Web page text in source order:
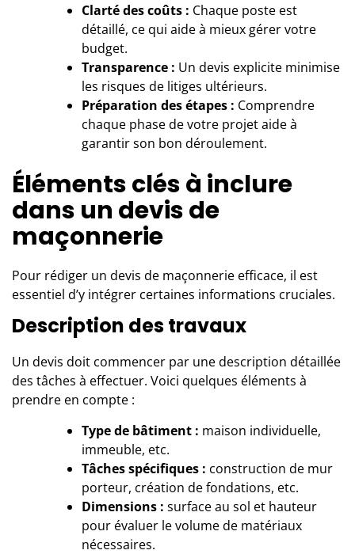
Clarté des coûts : Chaque poste est
détaillé, ce qui aide à mieux gérer votre
budget.
Transparence : Un devis explicite minimise
les risques de litiges ultérieurs.
Préparation des étapes : Comprendre
chaque phase de votre projet aide à
garantir son bon déroulement.
Éléments clés à inclure
dans un devis de
maçonnerie
Pour rédiger un devis de maçonnerie efficace, il est
essentiel d’y intégrer certaines informations cruciales.
Description des travaux
Un devis doit commencer par une description détaillée
des tâches à effectuer. Voici quelques éléments à
prendre en compte :
Type de bâtiment : maison individuelle,
immeuble, etc.
Tâches spécifiques : construction de mur
porteur, création de fondations, etc.
Dimensions : surface au sol et hauteur
pour évaluer le volume de matériaux
nécessaires.